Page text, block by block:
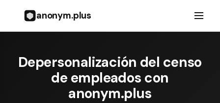
anonym.plus
Depersonalización del censo
de empleados con
anonym.plus